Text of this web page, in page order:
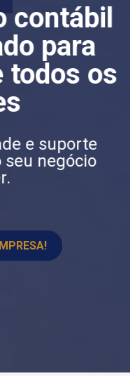
contábil
para
os
e suporte
negócio